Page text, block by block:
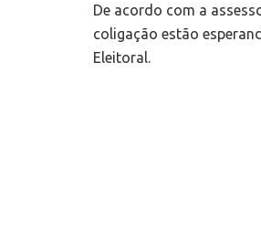
De acordo com a
coligação estão
Eleitoral.